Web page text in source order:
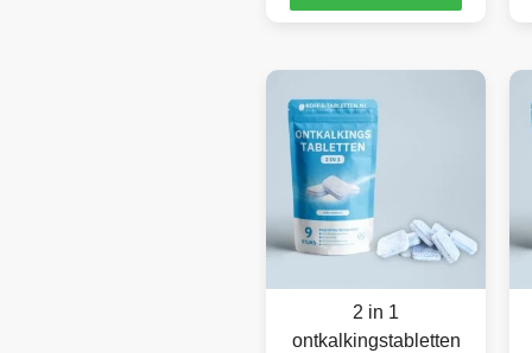
2 in 1
ontkalkingstabletten